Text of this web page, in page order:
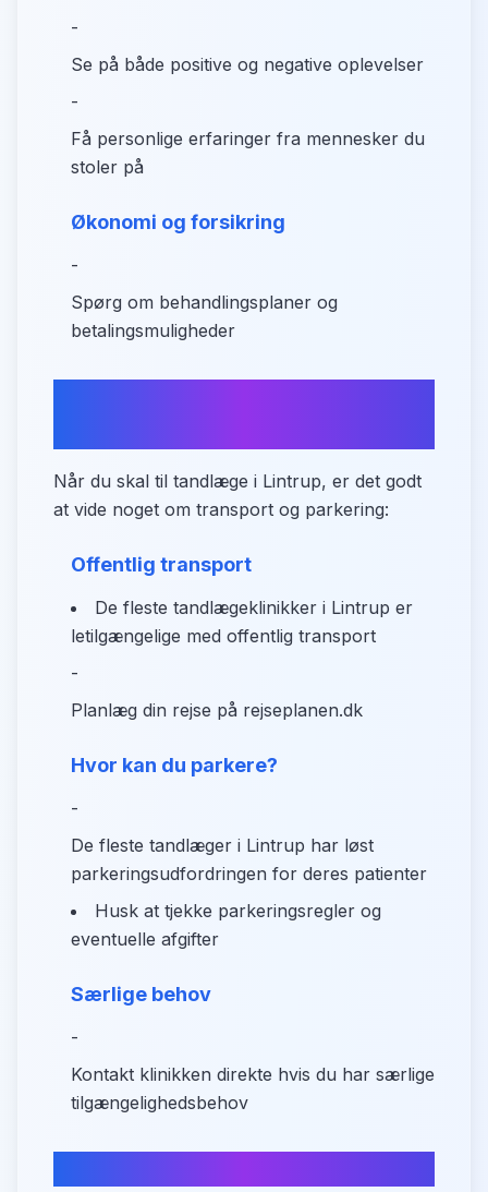
-
Se på både positive og negative oplevelser
-
Få personlige erfaringer fra mennesker du
stoler på
Økonomi og forsikring
-
Spørg om behandlingsplaner og
betalingsmuligheder
Når du skal til tandlæge i Lintrup, er det godt
at vide noget om transport og parkering:
Offentlig transport
De fleste tandlægeklinikker i Lintrup er
letilgængelige med offentlig transport
-
Planlæg din rejse på rejseplanen.dk
Hvor kan du parkere?
-
De fleste tandlæger i Lintrup har løst
parkeringsudfordringen for deres patienter
Husk at tjekke parkeringsregler og
eventuelle afgifter
Særlige behov
-
Kontakt klinikken direkte hvis du har særlige
tilgængelighedsbehov